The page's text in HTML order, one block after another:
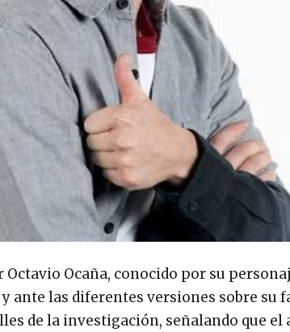
Ocaña, conocido por su
y ante las diferentes versiones sobre
de la investigación, señalando que el